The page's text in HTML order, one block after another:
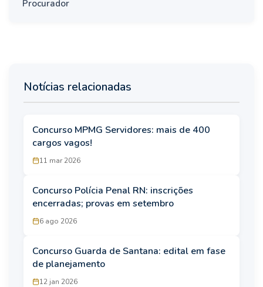
Procurador
Notícias relacionadas
Concurso MPMG Servidores: mais de 400
cargos vagos!
11 mar 2026
Concurso Polícia Penal RN: inscrições
encerradas; provas em setembro
6 ago 2026
Concurso Guarda de Santana: edital em fase
de planejamento
12 jan 2026